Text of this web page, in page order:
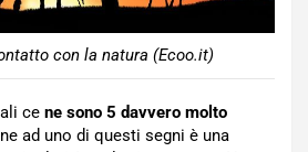
con la natura (Ecoo.it)
ce ne sono 5 davvero molto
ad uno di questi segni è una